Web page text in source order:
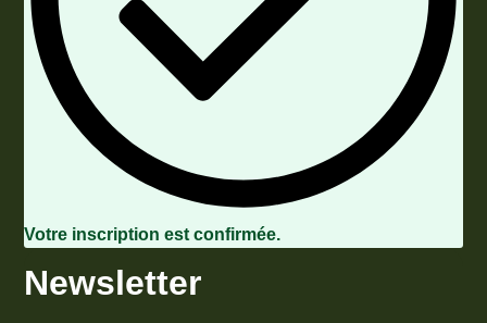
Votre inscription est confirmée.
Newsletter